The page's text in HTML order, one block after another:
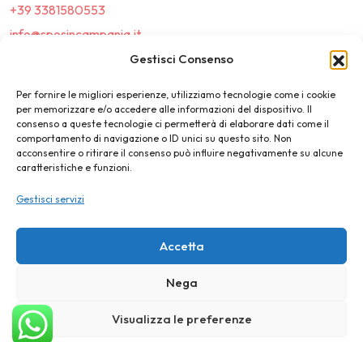
Gestisci Consenso
Per fornire le migliori esperienze, utilizziamo tecnologie come i cookie
per memorizzare e/o accedere alle informazioni del dispositivo. Il
consenso a queste tecnologie ci permetterà di elaborare dati come il
comportamento di navigazione o ID unici su questo sito. Non
acconsentire o ritirare il consenso può influire negativamente su alcune
caratteristiche e funzioni.
Gestisci servizi
Accetta
Nega
Visualizza le preferenze
+39 3381580553
info@sposincampania.it
sposincampania@pec.it
Link
Top100
News e Tendenze
Destination Wedding
©2025 SposIn Campania